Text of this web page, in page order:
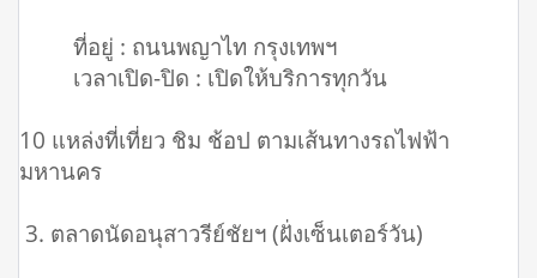
ที่อยู่ : ถนนพญาไท กรุงเทพฯ
เวลาเปิด-ปิด : เปิดให้บริการทุกวัน
10 แหล่งที่เที่ยว ชิม ช้อป ตามเส้นทางรถไฟฟ้า
มหานคร
3. ตลาดนัดอนุสาวรีย์ชัยฯ (ฝั่งเซ็นเตอร์วัน)